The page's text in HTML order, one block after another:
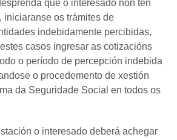
que o interesado non ten
iniciaranse os trámites de
indebidamente percibidas,
casos ingresar as cotizacións
o período de percepción indebida
o procedemento de xestión
da Seguridade Social en todos os
o interesado deberá achegar